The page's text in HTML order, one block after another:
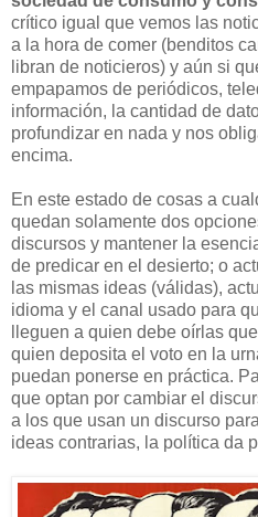
crítico igual que vemos las
a la hora de comer (benditos
libran de noticieros) y aún si
empapamos de periódicos,
información, la cantidad de
profundizar en nada y nos
encima.
En este estado de cosas a
quedan solamente dos
discursos y mantener la esenc
de predicar en el desierto; o
las mismas ideas (válidas),
idioma y el canal usado para
lleguen a quien debe oírlas
quien deposita el voto en la
puedan ponerse en práctica.
que optan por cambiar el
a los que usan un discurso
ideas contrarias, la política da